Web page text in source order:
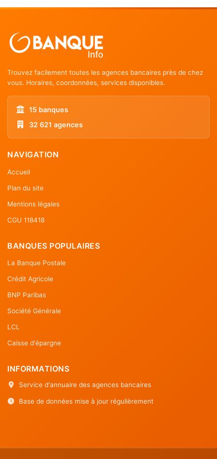
Trouvez facilement toutes les agences bancaires près de chez
vous. Horaires, coordonnées, services disponibles.
15 banques
32 621 agences
NAVIGATION
Accueil
Plan du site
Mentions légales
CGU 118418
BANQUES POPULAIRES
La Banque Postale
Crédit Agricole
BNP Paribas
Société Générale
LCL
Caisse d'épargne
INFORMATIONS
Service d'annuaire des agences bancaires
Base de données mise à jour régulièrement